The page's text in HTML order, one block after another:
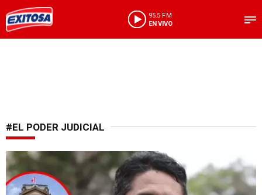
95.5 FM
EN VIVO
#EL PODER JUDICIAL
Actualización del caso